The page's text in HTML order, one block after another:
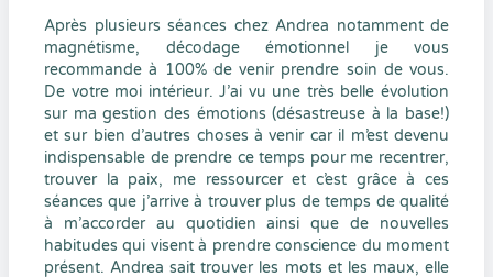
Après plusieurs séances chez Andrea notamment de
magnétisme, décodage émotionnel je vous
recommande à 100% de venir prendre soin de vous.
De votre moi intérieur. J’ai vu une très belle évolution
sur ma gestion des émotions (désastreuse à la base!)
et sur bien d’autres choses à venir car il m’est devenu
indispensable de prendre ce temps pour me recentrer,
trouver la paix, me ressourcer et c’est grâce à ces
séances que j’arrive à trouver plus de temps de qualité
à m’accorder au quotidien ainsi que de nouvelles
habitudes qui visent à prendre conscience du moment
présent. Andrea sait trouver les mots et les maux, elle